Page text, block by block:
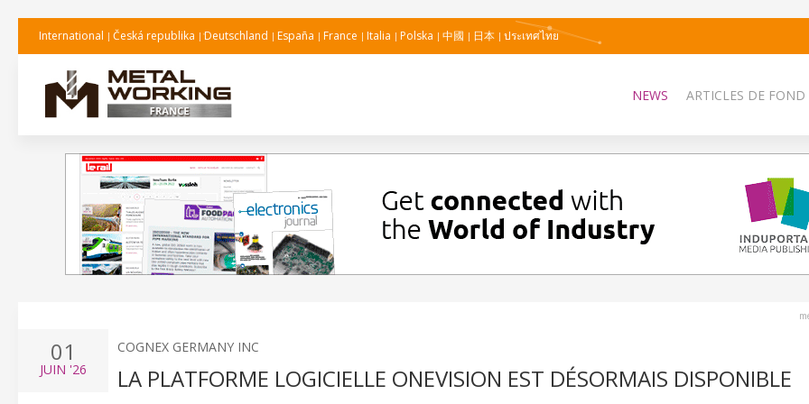
International Česká republika Deutschland España France Italia Polska 中國 日本 ประเทศไทย
NEWS ARTICLES DE FOND
01
JUIN '26
COGNEX GERMANY INC
LA PLATFORME LOGICIELLE ONEVISION EST DÉSORMAIS DISPONIBLE